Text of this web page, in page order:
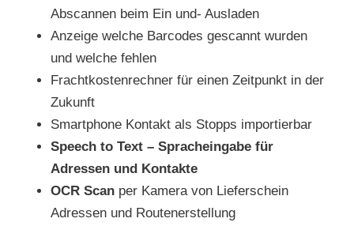
Abscannen beim Ein und- Ausladen
Anzeige welche Barcodes gescannt wurden
und welche fehlen
Frachtkostenrechner für einen Zeitpunkt in der
Zukunft
Smartphone Kontakt als Stopps importierbar
Speech to Text – Spracheingabe für
Adressen und Kontakte
OCR Scan per Kamera von Lieferschein
Adressen und Routenerstellung